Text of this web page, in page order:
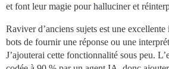
et font leur magie pour halluciner et
Raviver d’anciens sujets est une
bots de fournir une réponse ou une
J’ajouterai cette fonctionnalité sous peu.